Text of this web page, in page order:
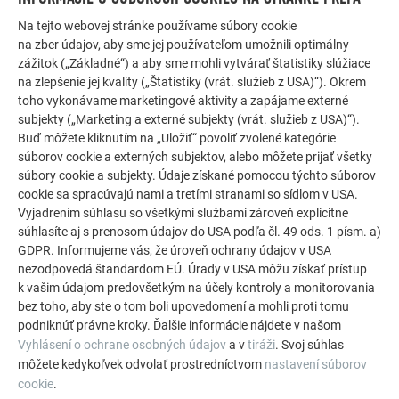
DAJTE SA INŠPIROVAŤ
Referenčná galéria PREFA ukazuje, aké všestranné
môže byť využitie hliníka. Objavte ďalšie pôsobivé
projekty s odolnými hliníkovými riešeniami PREFA pre
strechy, solárne systémy a fasády.
POZRIEŤ SI VIAC REFERENCIÍ
Na tejto webovej stránke používame súbory cookie
na zber údajov, aby sme jej používateľom umožnili optimálny
zážitok („Základné“) a aby sme mohli vytvárať štatistiky slúžiace
na zlepšenie jej kvality („Štatistiky (vrát. služieb z USA)“). Okrem
toho vykonávame marketingové aktivity a zapájame externé
subjekty („Marketing a externé subjekty (vrát. služieb z USA)“).
Buď môžete kliknutím na „Uložiť“ povoliť zvolené kategórie
súborov cookie a externých subjektov, alebo môžete prijať všetky
súbory cookie a subjekty. Údaje získané pomocou týchto súborov
cookie sa spracúvajú nami a tretími stranami so sídlom v USA.
Vyjadrením súhlasu so všetkými službami zároveň explicitne
súhlasíte aj s prenosom údajov do USA podľa čl. 49 ods. 1 písm. a)
GDPR. Informujeme vás, že úroveň ochrany údajov v USA
nezodpovedá štandardom EÚ. Úrady v USA môžu získať prístup
k vašim údajom predovšetkým na účely kontroly a monitorovania
bez toho, aby ste o tom boli upovedomení a mohli proti tomu
podniknúť právne kroky. Ďalšie informácie nájdete v našom
Vyhlásení o ochrane osobných údajova vtiráži. Svoj súhlas
môžete kedykoľvek odvolať prostredníctvom nastavení súborov
cookie.